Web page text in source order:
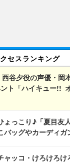
セスランキング
西谷夕役の声優・岡
ト「ハイキュー!!
ょっこり♪「夏目友
バッグやカーディガ
ャッコ・けろけろ